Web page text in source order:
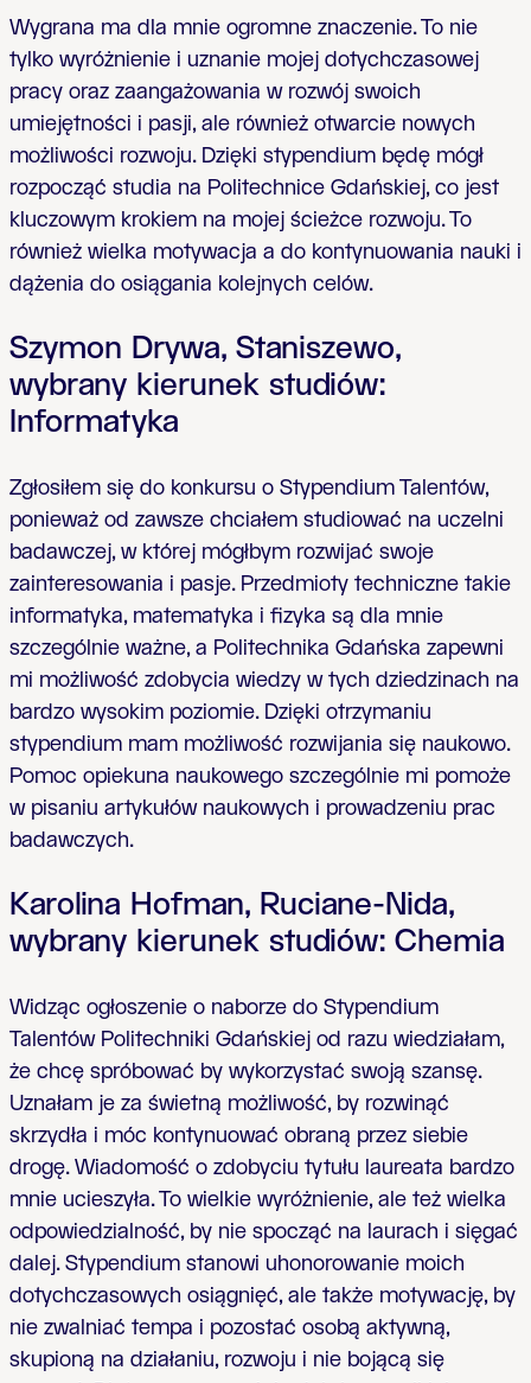
Wygrana ma dla mnie ogromne znaczenie. To nie
tylko wyróżnienie i uznanie mojej dotychczasowej
pracy oraz zaangażowania w rozwój swoich
umiejętności i pasji, ale również otwarcie nowych
możliwości rozwoju. Dzięki stypendium będę mógł
rozpocząć studia na Politechnice Gdańskiej, co jest
kluczowym krokiem na mojej ścieżce rozwoju. To
również wielka motywacja a do kontynuowania nauki i
dążenia do osiągania kolejnych celów.
Szymon Drywa, Staniszewo,
wybrany kierunek studiów:
Informatyka
Zgłosiłem się do konkursu o Stypendium Talentów,
ponieważ od zawsze chciałem studiować na uczelni
badawczej, w której mógłbym rozwijać swoje
zainteresowania i pasje. Przedmioty techniczne takie
informatyka, matematyka i fizyka są dla mnie
szczególnie ważne, a Politechnika Gdańska zapewni
mi możliwość zdobycia wiedzy w tych dziedzinach na
bardzo wysokim poziomie. Dzięki otrzymaniu
stypendium mam możliwość rozwijania się naukowo.
Pomoc opiekuna naukowego szczególnie mi pomoże
w pisaniu artykułów naukowych i prowadzeniu prac
badawczych.
Karolina Hofman, Ruciane-Nida,
wybrany kierunek studiów: Chemia
Widząc ogłoszenie o naborze do Stypendium
Talentów Politechniki Gdańskiej od razu wiedziałam,
że chcę spróbować by wykorzystać swoją szansę.
Uznałam je za świetną możliwość, by rozwinąć
skrzydła i móc kontynuować obraną przez siebie
drogę. Wiadomość o zdobyciu tytułu laureata bardzo
mnie ucieszyła. To wielkie wyróżnienie, ale też wielka
odpowiedzialność, by nie spocząć na laurach i sięgać
dalej. Stypendium stanowi uhonorowanie moich
dotychczasowych osiągnięć, ale także motywację, by
nie zwalniać tempa i pozostać osobą aktywną,
skupioną na działaniu, rozwoju i nie bojącą się